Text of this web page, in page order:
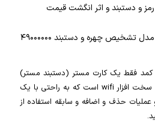
و دستبند و اثر انگشت قیمت
هزینه کل قفل آنلاین مدل تشخیص چهره و دستبند ۴۹۰۰۰۰۰۰
عدد کمد فقط یک کارت مستر (دستبند مستر)
کافی است. این دستگاه دارای سخت افزار wifi است که به راحتی با یک
حذف و اضافه و سابقه استفاده از